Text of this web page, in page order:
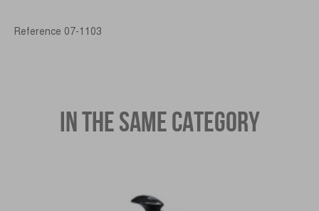
Reference 07-1103
IN THE SAME CATEGORY